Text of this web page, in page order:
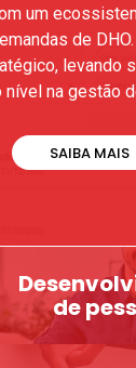
um
de
levando
nível na gestão
SAIBA MAIS
de